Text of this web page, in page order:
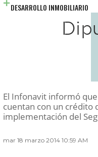
DESARROLLO INMOBILIARIO
El Infonavit informó
cuentan con un crédito
implementación del
mar 18 marzo 2014 10:59 AM